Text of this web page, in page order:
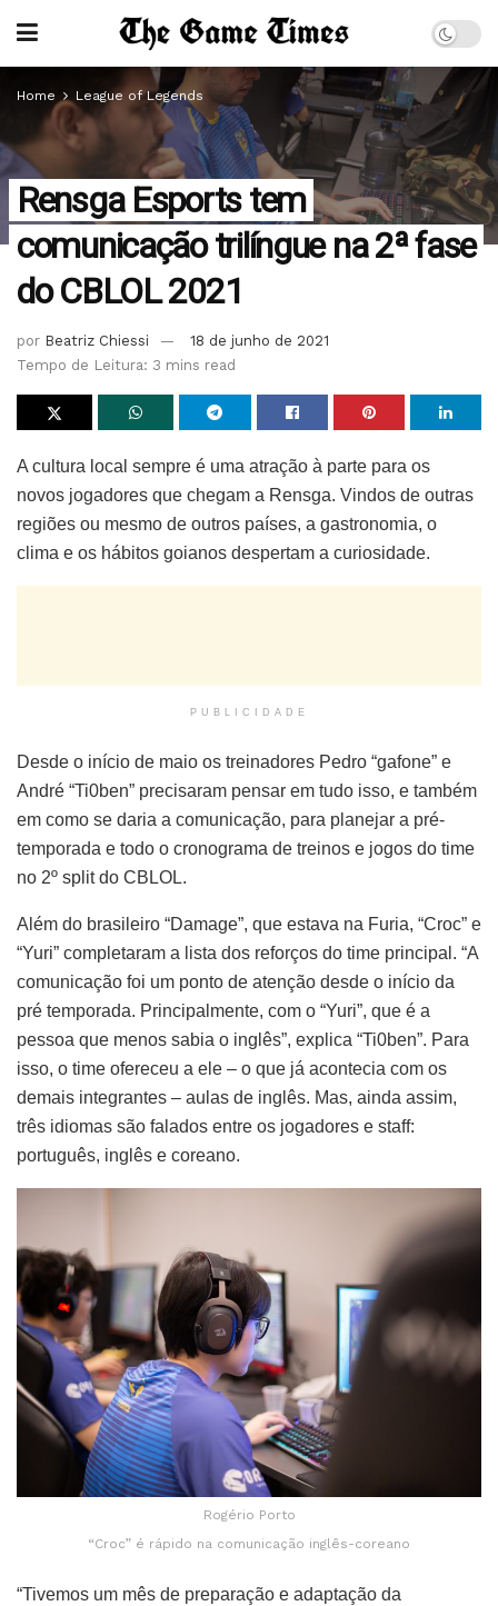
Home League of Legends
Rensga Esports tem
comunicação trilíngue na 2ª fase
do CBLOL 2021
por Beatriz Chiessi
18 de junho de 2021
Tempo de Leitura: 3 mins read
A cultura local sempre é uma atração à parte para os
novos jogadores que chegam a Rensga. Vindos de outras
regiões ou mesmo de outros países, a gastronomia, o
clima e os hábitos goianos despertam a curiosidade.
PUBLICIDADE
Desde o início de maio os treinadores Pedro “gafone” e
André “Ti0ben” precisaram pensar em tudo isso, e também
em como se daria a comunicação, para planejar a pré-
temporada e todo o cronograma de treinos e jogos do time
no 2º split do CBLOL.
Além do brasileiro “Damage”, que estava na Furia, “Croc” e
“Yuri” completaram a lista dos reforços do time principal. “A
comunicação foi um ponto de atenção desde o início da
pré temporada. Principalmente, com o “Yuri”, que é a
pessoa que menos sabia o inglês”, explica “Ti0ben”. Para
isso, o time ofereceu a ele – o que já acontecia com os
demais integrantes – aulas de inglês. Mas, ainda assim,
três idiomas são falados entre os jogadores e staff:
português, inglês e coreano.
Rogério Porto
“Croc” é rápido na comunicação inglês-coreano
“Tivemos um mês de preparação e adaptação da